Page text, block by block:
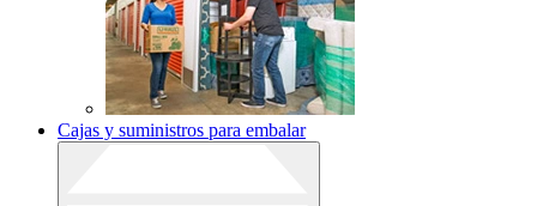
Cajas y suministros para embalar